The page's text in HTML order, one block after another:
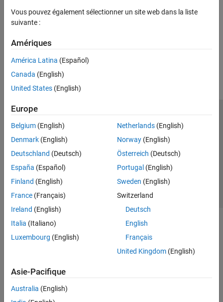
Vous pouvez également sélectionner un site web dans la liste
suivante :
Amériques
América Latina (Español)
Canada (English)
United States (English)
Europe
Belgium (English)
Denmark (English)
Deutschland (Deutsch)
España (Español)
Finland (English)
France (Français)
Ireland (English)
Italia (Italiano)
Luxembourg (English)
Netherlands(English)
Norway(English)
Österreich (Deutsch)
Portugal (English)
Sweden (English)
Switzerland
Deutsch
English
Français
United Kingdom(English)
Asie-Pacifique
Australia (English)
Lutte anti-piratage
Contacts locaux
© 1994-2026 The MathWorks, Inc.